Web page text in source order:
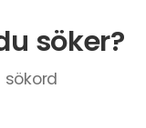
söker?